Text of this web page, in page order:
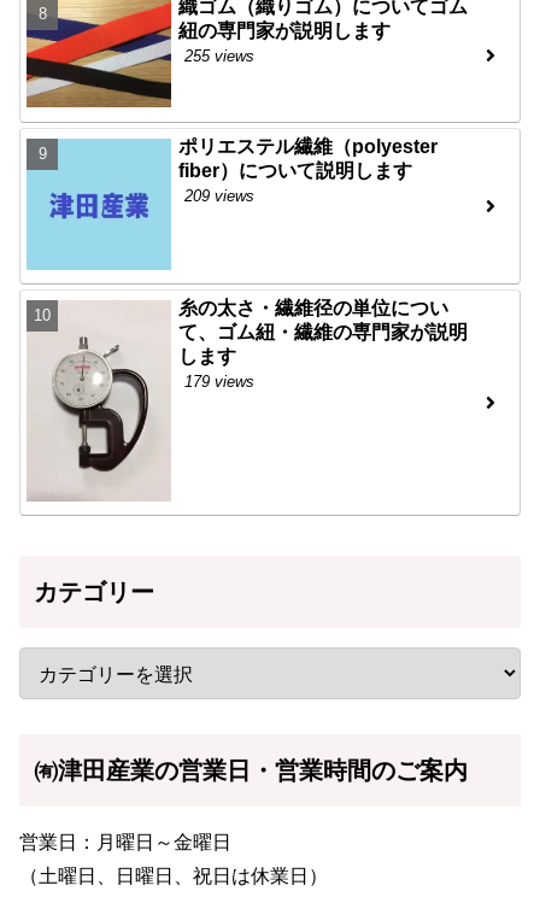
織ゴム（織りゴム）についてゴム
紐の専門家が説明します
255 views
ポリエステル繊維（polyester
fiber）について説明します
209 views
糸の太さ・繊維径の単位につい
て、ゴム紐・繊維の専門家が説明
します
179 views
カテゴリー
㈲津田産業の営業日・営業時間のご案内
営業日：月曜日～金曜日
（土曜日、日曜日、祝日は休業日）